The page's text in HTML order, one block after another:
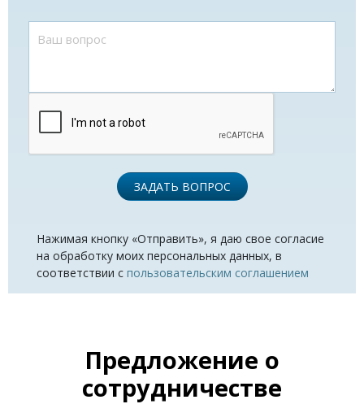
ЗАДАТЬ ВОПРОС
Нажимая кнопку «Отправить», я даю свое согласие
на обработку моих персональных данных, в
соответствии с пользовательским соглашением
Предложение о
сотрудничестве